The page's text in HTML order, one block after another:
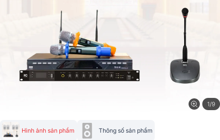
1/9
Hình ảnh sản phẩm Thông số sản phẩm